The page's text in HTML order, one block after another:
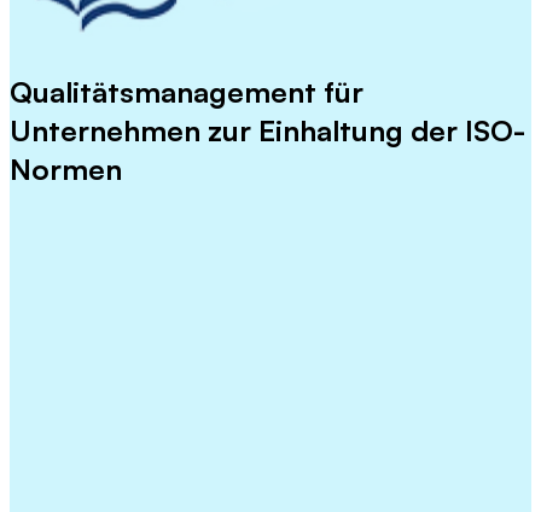
Qualitätsmanagement für
Unternehmen zur Einhaltung der ISO-
Normen